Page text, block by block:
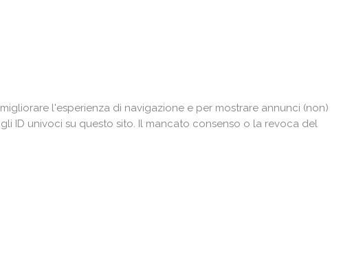
l'esperienza di navigazione e per mostrare annunci (non)
ID univoci su questo sito. Il mancato consenso o la revoca del